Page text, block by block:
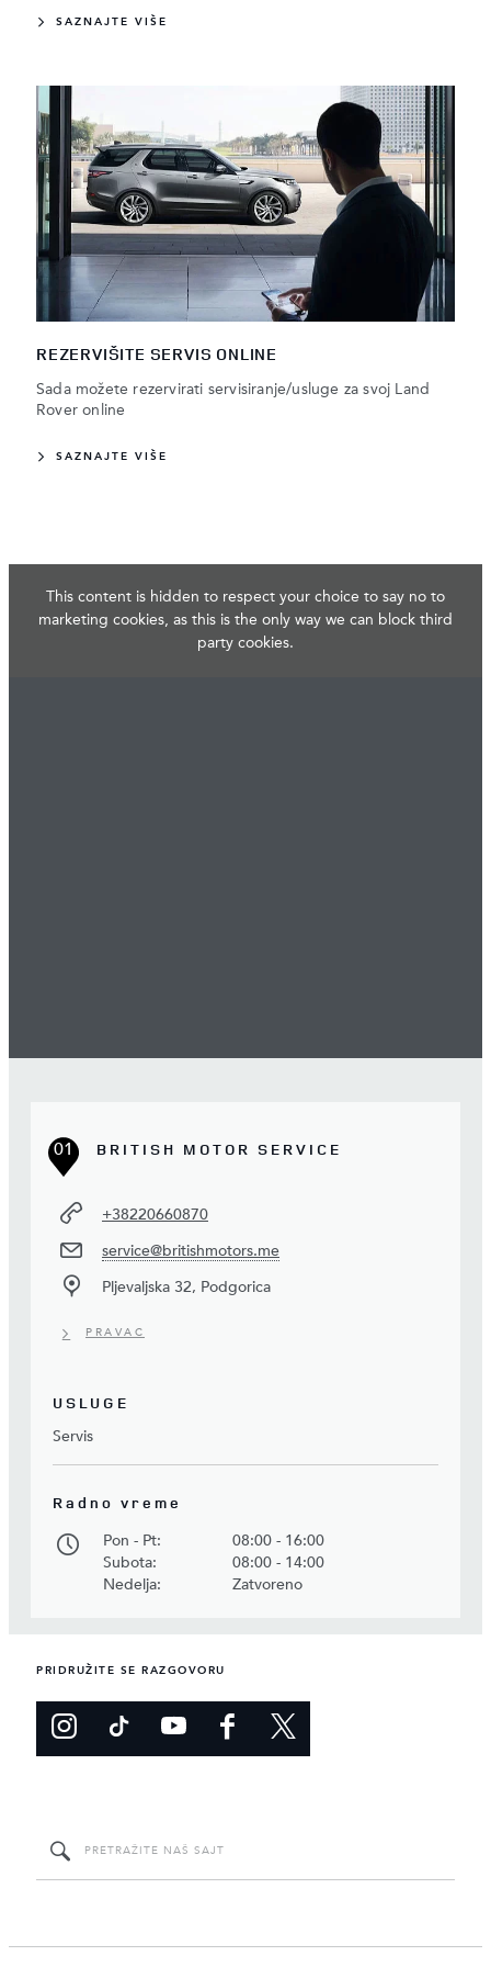
SAZNAJTE VIŠE
REZERVIŠITE SERVIS ONLINE
Sada možete rezervirati servisiranje/usluge za svoj Land
Rover online
SAZNAJTE VIŠE
01 BRITISH MOTOR SERVICE
+38220660870
service@britishmotors.me
Pljevaljska 32, Podgorica
PRAVAC
USLUGE
Servis
Radno vreme
Pon - Pt:
08:00 - 16:00
Subota:
08:00 - 14:00
Nedelja:
Zatvoreno
This content is hidden to respect your choice to say no to
marketing cookies, as this is the only way we can block third
party cookies.
PRIDRUŽITE SE RAZGOVORU